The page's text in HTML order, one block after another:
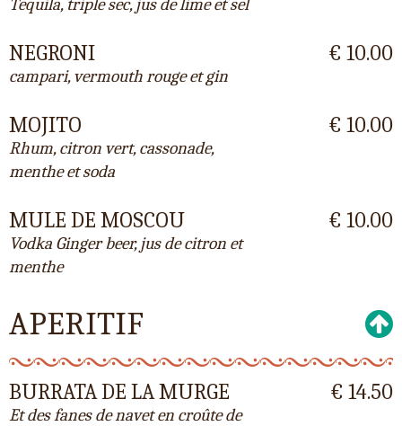
Tequila, triple sec, jus de lime et sel
NEGRONI
campari, vermouth rouge et gin
€ 10.00
MOJITO
Rhum, citron vert, cassonade,
menthe et soda
€ 10.00
MULE DE MOSCOU
Vodka Ginger beer, jus de citron et
menthe
€ 10.00
APERITIF
BURRATA DE LA MURGE
Et des fanes de navet en croûte de
€ 14.50